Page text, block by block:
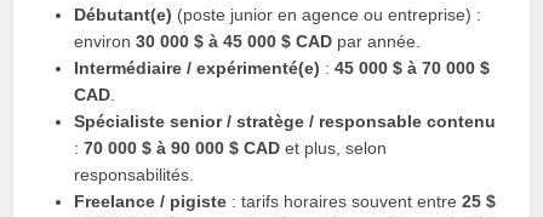
Débutant(e) (poste junior en agence ou entreprise) :
environ30 000 $ à 45 000 $ CAD par année.
Intermédiaire / expérimenté(e) :45 000 $ à 70 000 $
CAD
Spécialiste senior / stratège / responsable contenu
:70 000 $ à 90 000 $ CAD et plus, selon
responsabilités.
Freelance / pigiste : tarifs horaires souvent entre25 $